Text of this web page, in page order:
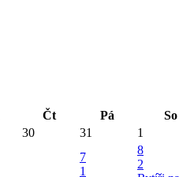
Čt Pá
So
30 31 1
7
1
8
2